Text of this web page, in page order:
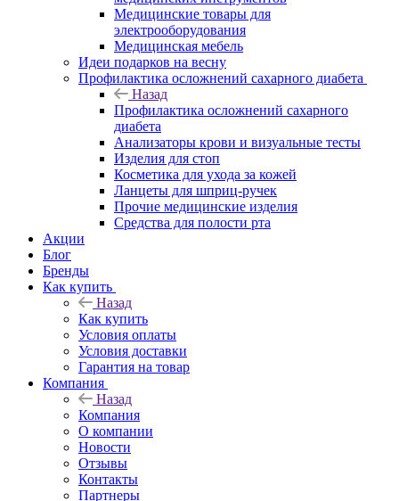
Медицинские товары для
электрооборудования
Медицинская мебель
Идеи подарков на весну
Профилактика осложнений сахарного диабета
Назад
Профилактика осложнений сахарного
диабета
Анализаторы крови и визуальные тесты
Изделия для стоп
Косметика для ухода за кожей
Ланцеты для шприц-ручек
Прочие медицинские изделия
Средства для полости рта
Акции
Блог
Бренды
Как купить
Назад
Как купить
Условия оплаты
Условия доставки
Гарантия на товар
Компания
Назад
Компания
О компании
Новости
Отзывы
Контакты
Партнеры